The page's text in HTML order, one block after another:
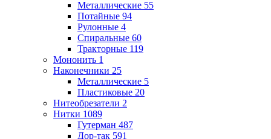
Металлические 55
Потайные 94
Рулонные 4
Спиральные 60
Тракторные 119
Мононить 1
Наконечники 25
Металлические 5
Пластиковые 20
Нитеобрезатели 2
Нитки 1089
Гутерман 487
Дор-так 591